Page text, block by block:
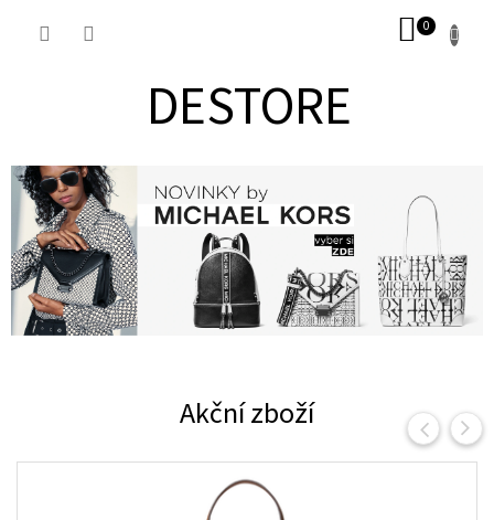
DESTORE
Akční zboží